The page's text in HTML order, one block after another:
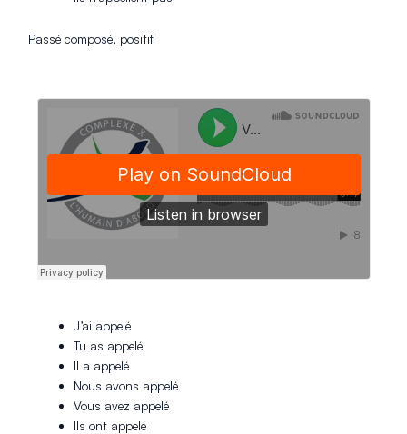
Passé composé, positif
J’ai appelé
Tu as appelé
Il a appelé
Nous avons appelé
Vous avez appelé
Ils ont appelé